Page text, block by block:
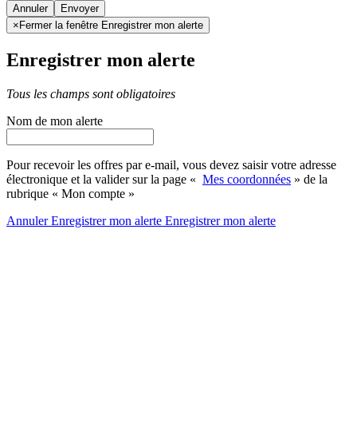
Annuler
× Fermer la fenêtre Enregistrer mon alerte
Enregistrer mon alerte
Tous les champs sont obligatoires
Nom de mon alerte
Pour recevoir les offres par e-mail, vous devez saisir votre adresse
électronique et la valider sur la page « Mes coordonnées » de la
rubrique « Mon compte »
AnnulerEnregistrer mon alerte Enregistrermon alerte